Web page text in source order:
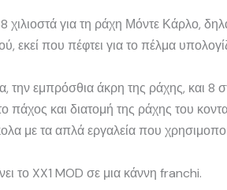
χιλιοστά για τη ράχη Μόντε Κάρλο,
εκεί που πέφτει για το πέλμα
την εμπρόσθια άκρη της ράχης, και 8
το πάχος και διατομή της ράχης του
με τα απλά εργαλεία που
το XX1 MOD σε μια κάννη franchi.